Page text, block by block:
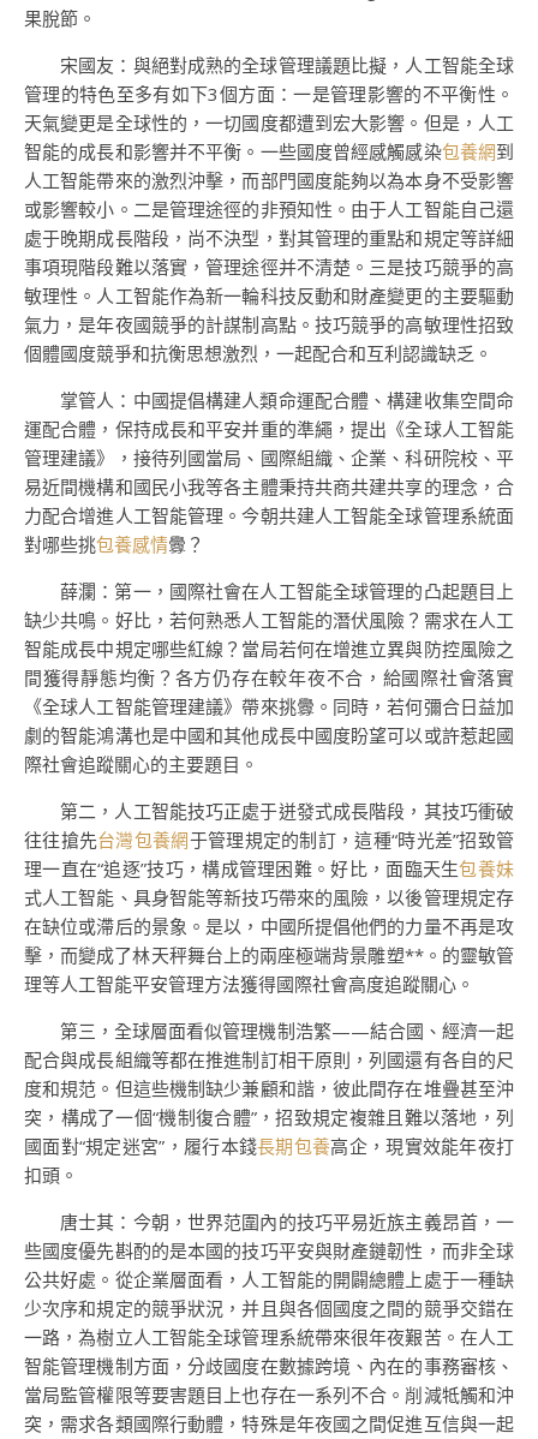
果脫節。
宋國友：與絕對成熟的全球管理議題比擬，人工智能全球
管理的特色至多有如下3個方面：一是管理影響的不平衡性。
天氣變更是全球性的，一切國度都遭到宏大影響。但是，人工
智能的成長和影響并不平衡。一些國度曾經感觸感染包養網到
人工智能帶來的激烈沖擊，而部門國度能夠以為本身不受影響
或影響較小。二是管理途徑的非預知性。由于人工智能自己還
處于晚期成長階段，尚不決型，對其管理的重點和規定等詳細
事項現階段難以落實，管理途徑并不清楚。三是技巧競爭的高
敏理性。人工智能作為新一輪科技反動和財產變更的主要驅動
氣力，是年夜國競爭的計謀制高點。技巧競爭的高敏理性招致
個體國度競爭和抗衡思想激烈，一起配合和互利認識缺乏。
掌管人：中國提倡構建人類命運配合體、構建收集空間命
運配合體，保持成長和平安并重的準繩，提出《全球人工智能
管理建議》，接待列國當局、國際組織、企業、科研院校、平
易近間機構和國民小我等各主體秉持共商共建共享的理念，合
力配合增進人工智能管理。今朝共建人工智能全球管理系統面
對哪些挑包養感情釁？
薛瀾：第一，國際社會在人工智能全球管理的凸起題目上
缺少共鳴。好比，若何熟悉人工智能的潛伏風險？需求在人工
智能成長中規定哪些紅線？當局若何在增進立異與防控風險之
間獲得靜態均衡？各方仍存在較年夜不合，給國際社會落實
《全球人工智能管理建議》帶來挑釁。同時，若何彌合日益加
劇的智能鴻溝也是中國和其他成長中國度盼望可以或許惹起國
際社會追蹤關心的主要題目。
第二，人工智能技巧正處于迸發式成長階段，其技巧衝破
往往搶先台灣包養網于管理規定的制訂，這種“時光差”招致管
理一直在“追逐”技巧，構成管理困難。好比，面臨天生包養妹
式人工智能、具身智能等新技巧帶來的風險，以後管理規定存
在缺位或滯后的景象。是以，中國所提倡他們的力量不再是攻
擊，而變成了林天秤舞台上的兩座極端背景雕塑**。的靈敏管
理等人工智能平安管理方法獲得國際社會高度追蹤關心。
第三，全球層面看似管理機制浩繁——結合國、經濟一起
配合與成長組織等都在推進制訂相干原則，列國還有各自的尺
度和規范。但這些機制缺少兼顧和諧，彼此間存在堆疊甚至沖
突，構成了一個“機制復合體”，招致規定複雜且難以落地，列
國面對“規定迷宮”，履行本錢長期包養高企，現實效能年夜打
扣頭。
唐士其：今朝，世界范圍內的技巧平易近族主義昂首，一
些國度優先斟酌的是本國的技巧平安與財產鏈韌性，而非全球
公共好處。從企業層面看，人工智能的開闢總體上處于一種缺
少次序和規定的競爭狀況，并且與各個國度之間的競爭交錯在
一路，為樹立人工智能全球管理系統帶來很年夜艱苦。在人工
智能管理機制方面，分歧國度在數據跨境、內在的事務審核、
當局監管權限等要害題目上也存在一系列不合。削減牴觸和沖
突，需求各類國際行動體，特殊是年夜國之間促進互信與一起